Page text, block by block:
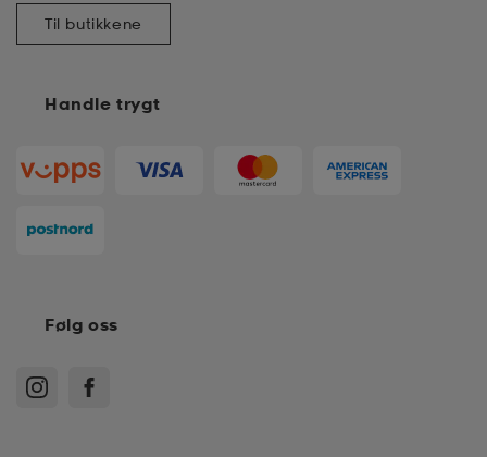
Handle trygt
Til butikkene
Følg oss